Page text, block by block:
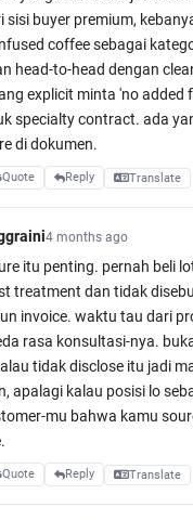
sisi buyer premium,
coffee sebagai
head-to-head dengan
explicit minta 'no added
specialty contract. ada
di dokumen.
Quote Reply Translate
4 months ago
itu penting. pernah beli
treatment dan tidak
invoice. waktu tau dari
rasa konsultasi-nya.
tidak disclose itu jadi
apalagi kalau posisi lo
mu bahwa kamu
Quote Reply Translate